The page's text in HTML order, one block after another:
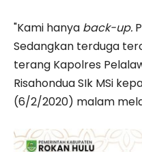
"Kami hanya back-up.
Sedangkan terduga
terang Kapolres
Risahondua SIk MSi
(6/2/2020) malam